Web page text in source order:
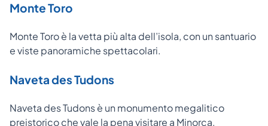
Monte Toro
Monte Toro è la vetta più alta dell’isola, con un santuario
e viste panoramiche spettacolari.
Naveta des Tudons
Naveta des Tudons è un monumento megalitico
preistorico che vale la pena visitare a Minorca.